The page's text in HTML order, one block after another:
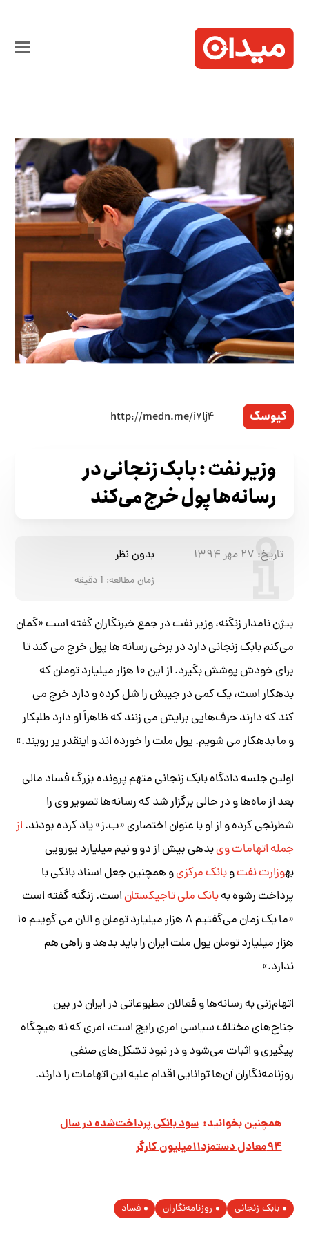
کیوسک
وزیر نفت : بابک زنجانی در
رسانه‌ها پول خرج می‌کند
تاریخ: ۲۷ مهر ۱۳۹۴ بدون نظر
زمان مطالعه: 1دقیقه
بیژن نامدار زنگنه، وزیر نفت در جمع خبرنگاران گفته است «گمان
می‌کنم بابک زنجانی دارد در برخی رسانه ها پول خرج می کند تا
برای خودش پوشش بگیرد. ا
ز این ۱۰ هزار میلیارد تومان که
بدهکار است، یک کمی در جیبش را شل کرده و دارد خرج می
کند که دارند حرف‌هایی برایش می زنند که ظاهراً او دارد طلبکار
و ما بدهکار می شویم. پول ملت را خورده اند و اینقدر پر رویند.»
اولین جلسه دادگاه بابک زنجانی متهم پرونده بزرگ فساد مالی
بعد از ماه‌ها و در حالی برگزار شد که رسانه‌ها تصویر وی را
شطرنجی کرده و از او با عنوان اختصاری «ب.ز» یاد کرده بودند.از
جمله اتهامات ویبدهی بیش از دو و نیم میلیارد یورویی
بهوزارت نفتوبانک مرکزیو همچنین جعل اسناد بانکی با
پرداخت رشوه بهبانک ملی تاجیکستاناست. زنگنه گفته است
«ما یک زمان می‌گفتیم ۸ هزار میلیارد تومان و الان می گوییم ۱۰
هزار میلیارد تومان پول ملت ایران را باید بدهد و راهی هم
ندارد.»
اتهام‌زنی به رسانه‌ها و فعالان مطبوعاتی در ایران در بین
جناح‌های مختلف سیاسی امری رایج است، امری که نه هیچگاه
پیگیری و اثبات می‌شود و در نبود تشکل‌های صنفی
روزنامه‌نگاران آن‌ها توانایی اقدام علیه این اتهامات را دارند.
همچنین بخوانید: سود بانکی پرداخت‌شده در سال
۹۴معادل دستمزد۱۱میلیون کارگر
بابک زنجانی روزنامه‌نگاران فساد